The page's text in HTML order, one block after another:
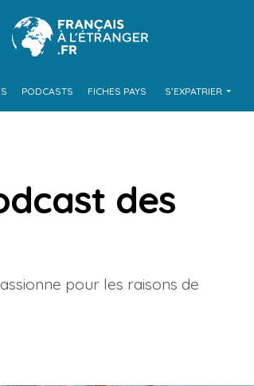
PODCASTS FICHES PAYS S’EXPATRIER
des
pour les raisons de